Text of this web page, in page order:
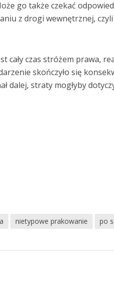
go także czekać
z drogi wewnętrznej,
cały czas stróżem prawa,
skończyło się
dalej, straty mogłyby
nietypowe prakowanie po